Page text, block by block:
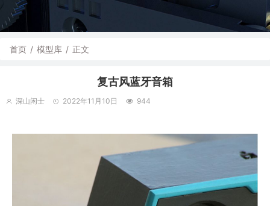
首页 / 模型库 / 正文
复古风蓝牙音箱
深山闲士 2022年11月10日 944